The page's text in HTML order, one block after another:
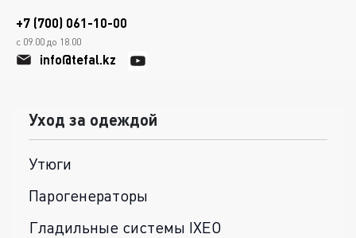
+7 (700) 061-10-00
с 09.00 до 18.00
info@tefal.kz
Уход за одеждой
Утюги
Парогенераторы
Гладильные системы IXEO